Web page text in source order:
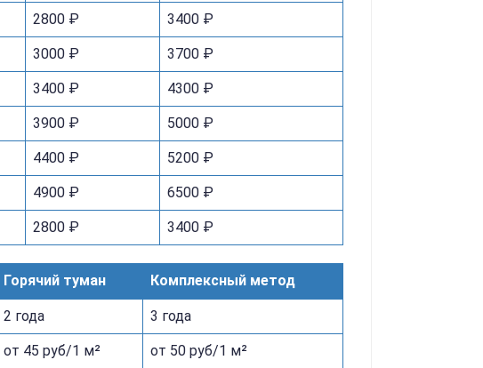
2800 ₽ 3400 ₽
3000 ₽ 3700 ₽
3400 ₽ 4300 ₽
3900 ₽ 5000 ₽
4400 ₽ 5200 ₽
4900 ₽ 6500 ₽
2800 ₽ 3400 ₽
Горячий туман Комплексный метод
2 года 3 года
от 45 руб/1 м² от 50 руб/1 м²